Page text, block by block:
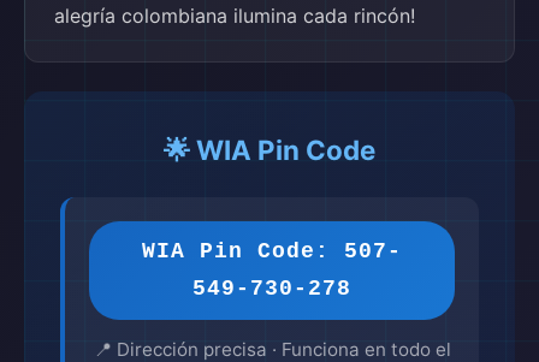
alegría colombiana ilumina cada rincón!
🌟 WIA Pin Code
WIA Pin Code: 507-
549-730-278
📍 Dirección precisa · Funciona en todo el